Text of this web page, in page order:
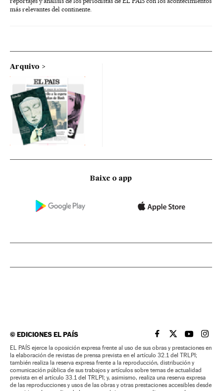
más relevantes del continente.
Arquivo
Baixe o app
©EDICIONES EL PAÍS EL PAÍS BRASIL EN
EL PAÍSEL PAÍS
EL
EL PAÍS ejerce la oposición expresa frente al uso de sus obras y prestaciones en
la elaboración de revistas de prensa prevista en el artículo 32.1 del TRLPI;
también realiza la reserva expresa frente a la reproducción, distribución y
comunicación pública de sus trabajos y artículos sobre temas de actualidad
prevista en el artículo 33.1 del TRLPI; y, asimismo, realiza una reserva expresa
de las reproducciones y usos de las obras y otras prestaciones accesibles desde